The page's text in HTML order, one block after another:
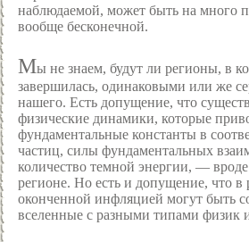
наблюдаемой, может быть на много
вообще бесконечной.
Мы не знаем, будут ли регионы, в
завершилась, одинаковыми или же
нашего. Есть допущение, что
физические динамики, которые
фундаментальные константы в
частиц, силы фундаментальных
количество темной энергии, —
регионе. Но есть и допущение, что в
оконченной инфляцией могут быть
вселенные с разными типами физик